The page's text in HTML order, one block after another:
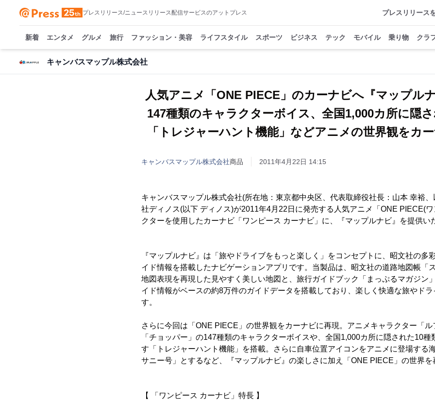
プレスリリース/ニュースリリース配信サービスのアットプレス プレスリリース
新着 エンタメ グルメ 旅行 ファッション・美容 ライフスタイル スポーツ ビジネス テック モバイル 乗り物 クラ
キャンバスマップル株式会社
人気アニメ「ONE PIECE」のカーナビへ『マップル
147種類のキャラクターボイス、全国1,000カ所に隠
「トレジャーハント機能」などアニメの世界観をカ
キャンバスマップル株式会社商品 2011年4月22日 14:15
キャンバスマップル株式会社(所在地：東京都中央区、代表取締役社長：山本 幸裕
社ディノス(以下 ディノス)が2011年4月22日に発売する人気アニメ「ONE PIECE(
クターを使用したカーナビ「ワンピース カーナビ」に、『マップルナビ』を提供い
『マップルナビ』は「旅やドライブをもっと楽しく」をコンセプトに、昭文社の多
イド情報を搭載したナビゲーションアプリです。当製品は、昭文社の道路地図帳「
地図表現を再現した見やすく美しい地図と、旅行ガイドブック「まっぷるマガジン
イド情報がベースの約8万件のガイドデータを搭載しており、楽しく快適な旅やドラ
す。
さらに今回は「ONE PIECE」の世界観をカーナビに再現。アニメキャラクター「ル
「チョッパー」の147種類のキャラクターボイスや、全国1,000カ所に隠された10種
す「トレジャーハント機能」を搭載。さらに自車位置アイコンをアニメに登場する
サニー号」とするなど、『マップルナビ』の楽しさに加え「ONE PIECE」の世界を
【 「ワンピース カーナビ」特長 】